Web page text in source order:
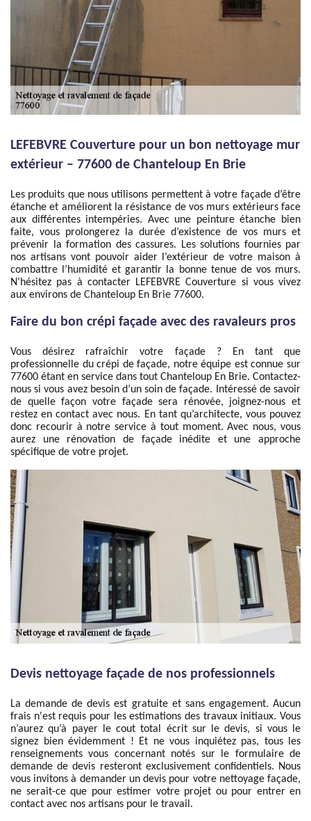
LEFEBVRE Couverture pour un bon nettoyage mur
extérieur – 77600 de Chanteloup En Brie
Les produits que nous utilisons permettent à votre façade d’être
étanche et améliorent la résistance de vos murs extérieurs face
aux différentes intempéries. Avec une peinture étanche bien
faite, vous prolongerez la durée d’existence de vos murs et
prévenir la formation des cassures. Les solutions fournies par
nos artisans vont pouvoir aider l’extérieur de votre maison à
combattre l’humidité et garantir la bonne tenue de vos murs.
N’hésitez pas à contacter LEFEBVRE Couverture si vous vivez
aux environs de Chanteloup En Brie 77600.
Faire du bon crépi façade avec des ravaleurs pros
Vous désirez rafraîchir votre façade ? En tant que
professionnelle du crépi de façade, notre équipe est connue sur
77600 étant en service dans tout Chanteloup En Brie. Contactez-
nous si vous avez besoin d’un soin de façade. Intéressé de savoir
de quelle façon votre façade sera rénovée, joignez-nous et
restez en contact avec nous. En tant qu’architecte, vous pouvez
donc recourir à notre service à tout moment. Avec nous, vous
aurez une rénovation de façade inédite et une approche
spécifique de votre projet.
Devis nettoyage façade de nos professionnels
La demande de devis est gratuite et sans engagement. Aucun
frais n'est requis pour les estimations des travaux initiaux. Vous
n’aurez qu’à payer le cout total écrit sur le devis, si vous le
signez bien évidemment ! Et ne vous inquiétez pas, tous les
renseignements vous concernant notés sur le formulaire de
demande de devis resteront exclusivement confidentiels. Nous
vous invitons à demander un devis pour votre nettoyage façade,
ne serait-ce que pour estimer votre projet ou pour entrer en
contact avec nos artisans pour le travail.